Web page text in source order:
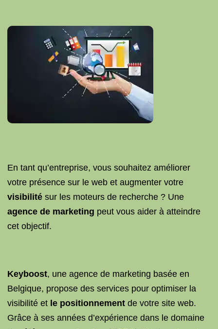
En tant qu’entreprise, vous souhaitez améliorer
votre présence sur le web et augmenter votre
visibilité sur les moteurs de recherche ? Une
agence de marketing peut vous aider à atteindre
cet objectif.
Keyboost, une agence de marketing basée en
Belgique, propose des services pour optimiser la
visibilité et le positionnement de votre site web.
Grâce à ses années d’expérience dans le domaine